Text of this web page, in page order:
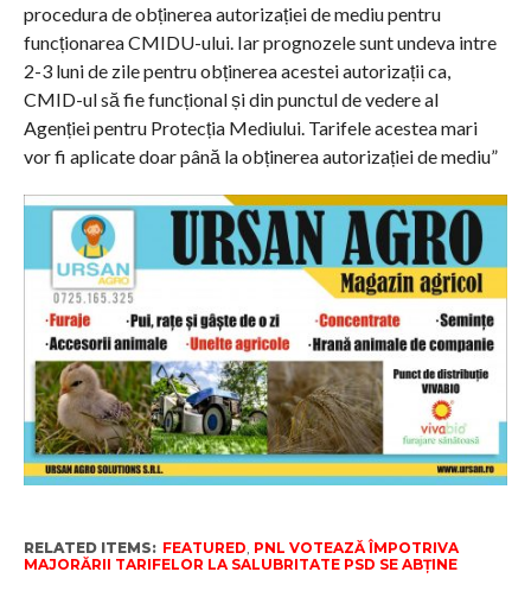
procedura de obținerea autorizației de mediu pentru
funcționarea CMIDU-ului. Iar prognozele sunt undeva intre
2-3 luni de zile pentru obținerea acestei autorizații ca,
CMID-ul să fie funcțional și din punctul de vedere al
Agenției pentru Protecția Mediului. Tarifele acestea mari
vor fi aplicate doar până la obținerea autorizației de mediu”
RELATED ITEMS: FEATURED, PNL VOTEAZĂ ÎMPOTRIVA
MAJORĂRII TARIFELOR LA SALUBRITATE PSD SE ABȚINE